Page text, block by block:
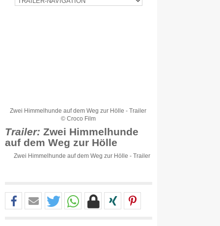
Zwei Himmelhunde auf dem Weg zur Hölle - Trailer
© Croco Film
Trailer: Zwei Himmelhunde
auf dem Weg zur Hölle
Zwei Himmelhunde auf dem Weg zur Hölle - Trailer